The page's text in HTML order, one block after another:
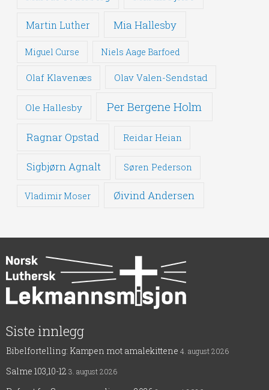
Martin Luther Mia Hallesby
Miguel Curse Niels Aage Barfoed
Olaf Klavenæs Olav Valen-Sendstad
Ole Hallesby Per Bergene Holm
Ragnar Opstad Reidar Heian
Sigbjørn Agnalt Søren Pederson
Vladimir Moser Øivind Andersen
Siste innlegg
Bibelfortelling: Kampen mot amalekittene 4. august 2026
Salme 103,10-12 3. august 2026